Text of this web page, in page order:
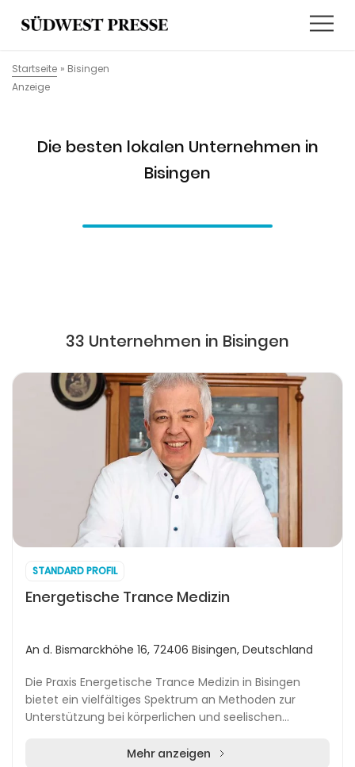
Startseite » Bisingen
Anzeige
Die besten lokalen Unternehmen in
Bisingen
33 Unternehmen in Bisingen
STANDARD PROFIL
Energetische Trance Medizin
An d. Bismarckhöhe 16, 72406 Bisingen, Deutschland
Die Praxis Energetische Trance Medizin in Bisingen
bietet ein vielfältiges Spektrum an Methoden zur
Unterstützung bei körperlichen und seelischen
Mehr anzeigen